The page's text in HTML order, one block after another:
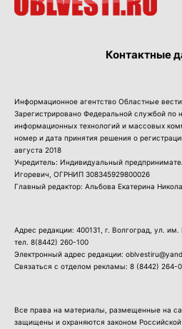
Контактные
Информационное агентство Областные вести
Зарегистрировано Федеральной службой по
информационных технологий и массовых
номер и дата принятия решения о
августа 2018
Учредитель: Индивидуальный
Игоревич, ОГРНИП 308345929800026
Главный редактор: Альбова Екатерина
Адрес редакции: 400131, г. Волгоград, ул.
тел. 8(8442) 260-100
Электронный адрес редакции:
Связаться с отделом рекламы: 8 (8442) 264-
Все права на материалы, размещенные на
защищены и охраняются законом